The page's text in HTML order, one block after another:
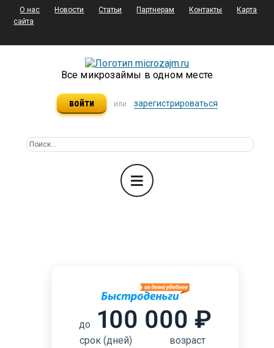
О нас Новости Статьи Партнерам Контакты
Карта
сайта
Все микрозаймы в одном месте
войти или зарегистрироваться
до 100 000 ₽
срок (дней) возраст